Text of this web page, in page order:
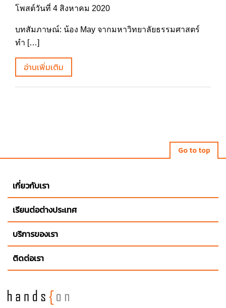
โพสต์วันที่ 4 สิงหาคม 2020
บทสัมภาษณ์: น้อง May จากมหาวิทยาลัยธรรมศาสตร์
ทำ […]
อ่านเพิ่มเติม
Go to top
เกี่ยวกับเรา
เรียนต่อต่างประเทศ
บริการของเรา
ติดต่อเรา